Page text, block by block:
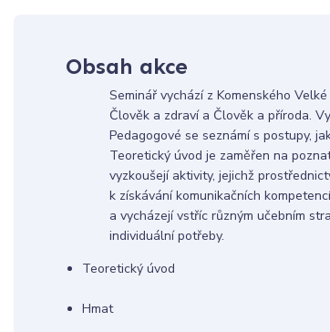
Obsah akce
Seminář vychází z Komenského
Člověk a zdraví a Člověk a příroda.
Pedagogové se seznámí s postupy,
Teoretický úvod je zaměřen na
vyzkoušejí aktivity, jejichž
k získávání komunikačních
a vycházejí vstříc různým učebním
individuální potřeby.